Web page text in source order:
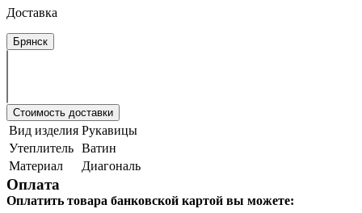
Доставка
Брянск
Стоимость доставки
Вид изделия Рукавицы
Утеплитель Ватин
Материал
Диагональ
Оплата
Оплатить товара банковской картой вы можете: